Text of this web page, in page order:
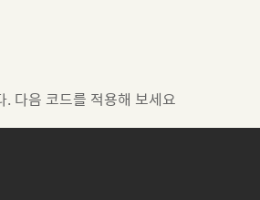
다음 코드를 적용해 보세요